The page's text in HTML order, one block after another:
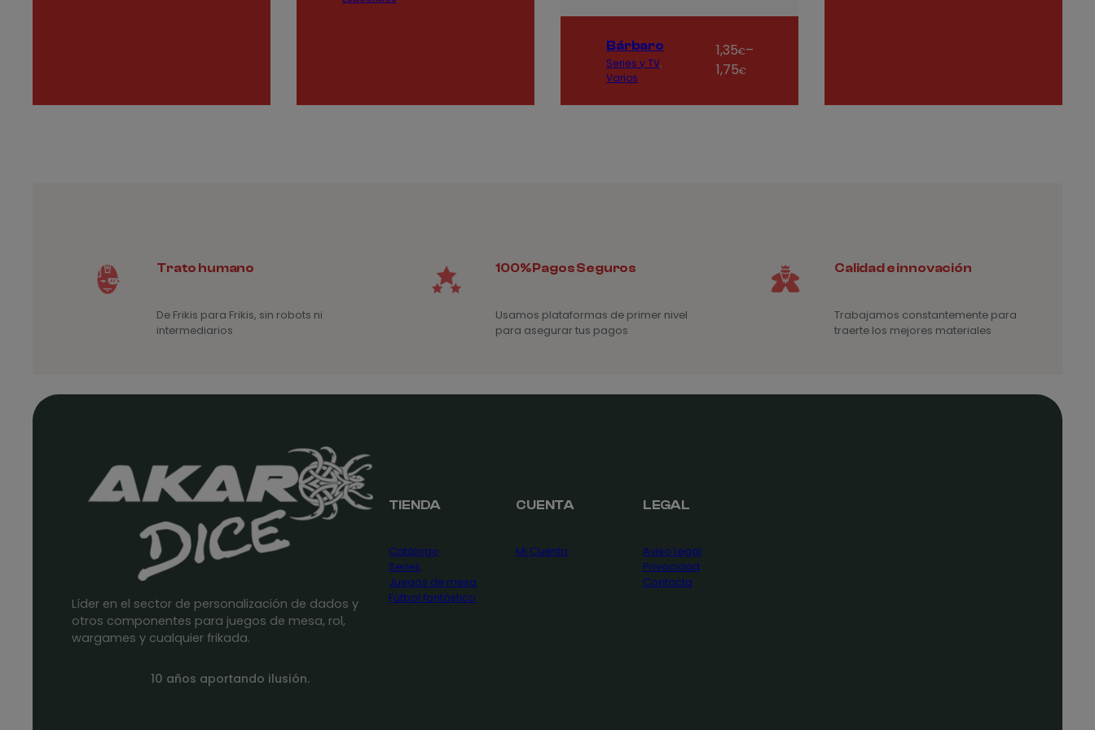
Bárbaro
Series y TV
Varios
1,35€–
1,75€
Rango
de
desde
Trato humano
De Frikis para Frikis, sin robots ni
intermediarios
100% Pagos Seguros
Usamos plataformas de primer nivel
para asegurar tus pagos
Calidad e innovación
Trabajamos constantemente para
traerte los mejores materiales
Líder en el sector de personalización de dados y
otros componentes para juegos de mesa, rol,
wargames y cualquier frikada.
10 años aportando ilusión.
TIENDA
Catálogo
Series
Juegos de mesa
Fútbol fantástico
CUENTA
Mi Cuenta
LEGAL
Aviso Legal
Privacidad
Contacta